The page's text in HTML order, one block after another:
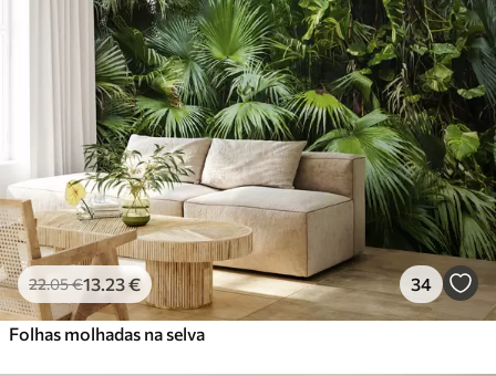
22.05€13.23€ 34
Folhas molhadas na selva